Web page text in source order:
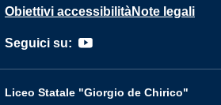
Obiettivi accessibilitàNote legali
Seguici su:
Liceo Statale "Giorgio de Chirico"